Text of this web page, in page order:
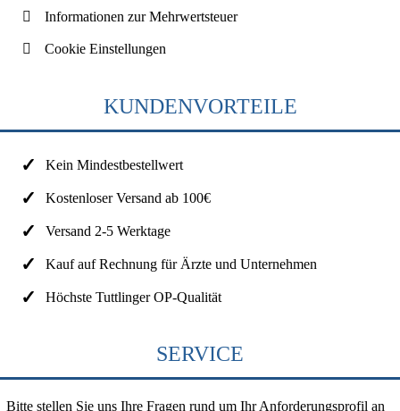
Informationen zur Mehrwertsteuer
Cookie Einstellungen
KUNDENVORTEILE
Kein Mindestbestellwert
Kostenloser Versand ab 100€
Versand 2-5 Werktage
Kauf auf Rechnung für Ärzte und Unternehmen
Höchste Tuttlinger OP-Qualität
SERVICE
Bitte stellen Sie uns Ihre Fragen rund um Ihr Anforderungsprofil an